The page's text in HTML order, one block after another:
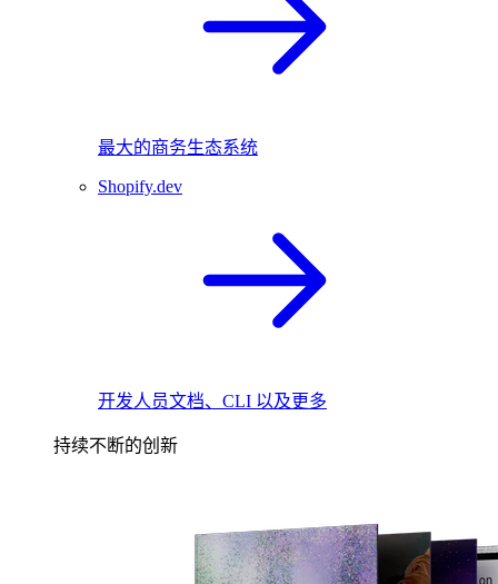
最大的商务生态系统
Shopify.dev
开发人员文档、CLI 以及更多
持续不断的创新